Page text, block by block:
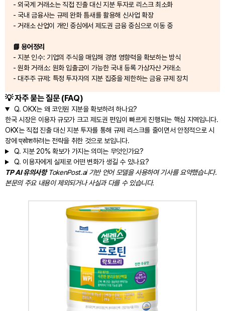
- 외국계 거래소는 직접 진출 대신 지분 투자로 리스크 최소화
- 국내 금융사는 규제 완화 틈새를 활용해 신사업 확장
- 거래소 산업이 개인 중심에서 제도권 금융 중심으로 이동 중
📘 용어정리
- 지분 인수: 기업의 주식을 매입해 경영 영향력을 확보하는 방식
- 원화 거래소: 원화 입출금이 가능한 국내 등록 가상자산 거래소
- 대주주 규제: 특정 투자자의 지분 집중을 제한하는 금융 규제 장치
💡 자주 묻는 질문 (FAQ)
Q. OKX는 왜 코인원 지분을 확보하려 하나요?
한국 시장은 이용자 규모가 크고 제도권 편입이 빠르게 진행되는 핵심 지역입니다.
OKX는 직접 진출 대신 지분 투자를 통해 규제 리스크를 줄이면서 안정적으로 시
장에 प्रवेश하려는 전략을 취한 것으로 보입니다.
Q. 지분 20% 확보가 가지는 의미는 무엇인가요?
Q. 이용자에게 실제로 어떤 변화가 생길 수 있나요?
TP AI 유의사항TokenPost.ai 기반 언어 모델을 사용하여 기사를 요약했습니다.
본문의 주요 내용이 제외되거나 사실과 다를 수 있습니다.